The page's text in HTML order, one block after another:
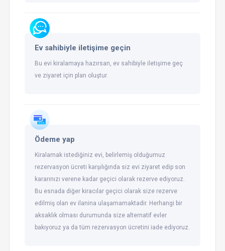
Ev sahibiyle iletişime geçin
Bu evi kiralamaya hazırsan, ev sahibiyle iletişime geç
ve ziyaret için plan oluştur.
Ödeme yap
Kiralamak istediğiniz evi, belirlemiş olduğumuz
rezervasyon ücreti karşılığında siz evi ziyaret edip son
kararınızı verene kadar geçici olarak rezerve ediyoruz.
Bu esnada diğer kiracılar geçici olarak size rezerve
edilmiş olan ev ilanina ulaşamamaktadir. Herhangi bir
aksaklık olması durumunda size alternatif evler
bakıyoruz ya da tüm rezervasyon ücretini iade ediyoruz.